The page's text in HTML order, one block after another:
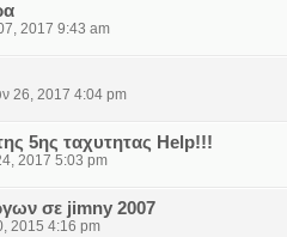
2017 9:43 am
26, 2017 4:04 pm
5ης ταχυτητας Help!!!
2017 5:03 pm
σε jimny 2007
2015 4:16 pm